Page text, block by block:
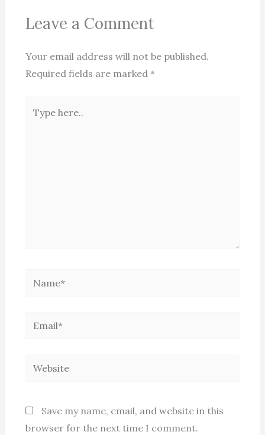
Leave a Comment
Your email address will not be published.
Required fields are marked *
here..
Name*
Email*
Website
Save my name, email, and website in this
browser for the next time I comment.